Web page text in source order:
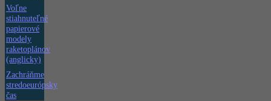
Voľne
stiahnuteľné
papierové
modely
raketoplánov
(anglicky)
Zachráňme
stredoeurópsky
čas